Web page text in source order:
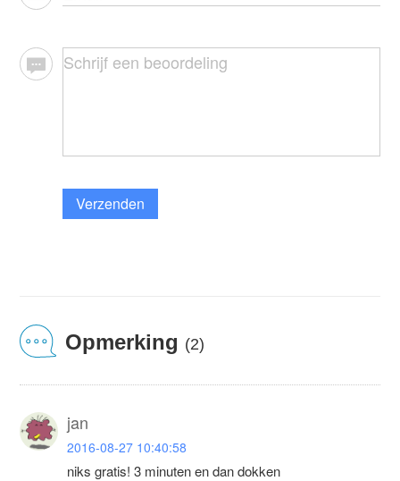
Verzenden
Opmerking (2)
jan
2016-08-27 10:40:58
niks gratis! 3 minuten en dan dokken